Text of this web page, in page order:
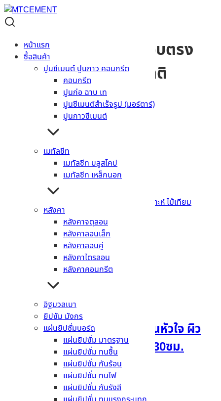
หน้าแรก
ซื้อสินค้า
ปูนซีเมนต์ ปูนกาว คอนกรีต
คอนกรีต
ปูนก่อ ฉาบ เท
ปูนซีเมนต์สำเร็จรูป (มอร์ตาร์)
ปูนกาวซีเมนต์
เมทัลชีท
เมทัลชีท บลูสโคป
เมทัลชีท เหล็กนอก
หลังคา
หลังคาจตุลอน
หลังคาลอนเล็ก
หลังคาลอนคู่
หลังคาไตรลอน
หลังคาคอนกรีต
อิฐมวลเบา
ยิปซัม มังกร
แผ่นยิปซั่มบอร์ด
แผ่นยิปซั่ม มาตรฐาน
แผ่นยิปซั่ม ทนชื้น
แผ่นยิปซั่ม กันร้อน
แผ่นยิปซั่ม ทนไฟ
แผ่นยิปซั่ม กันรังสี
ไม้ตกแต่งเฌอร่า รุ่นขอบตรง
ลายชัยพฤกษ์ สีธรรมชาติ
ลายชัยพฤกษ์
รุ่น ขอบ/หน้าตัด
ขอบตรง
1.6 x 7.5 x 300 ซม.
2.5 x 5 x 300 ซม.
ไม้สังเคราะห์ ไม้เทียม
รายละเอียดสินค้า
สินค้าที่เกี่ยวข้อง
ไม้เชิงชายน้ำหยดเฌอร่า รุ่นหัวใจ ผิว
เรียบ สีธรรมชาติ 0.8x20x30ซม.